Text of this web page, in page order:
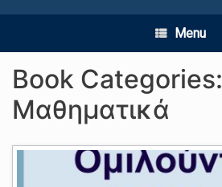
Menu
Book Categories:
Μαθηματικά